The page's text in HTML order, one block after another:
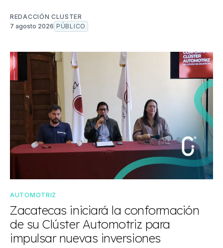
REDACCIÓN CLUSTER
7 agosto 2026 PÚBLICO
AUTOMOTRIZ
Zacatecas iniciará la conformación
de su Clúster Automotriz para
impulsar nuevas inversiones